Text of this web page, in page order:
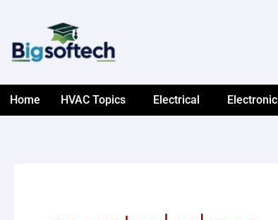
content
Home HVAC Topics Electrical Electronic